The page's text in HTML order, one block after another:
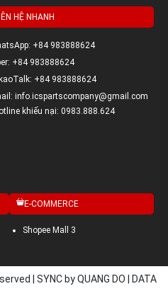
HỆ NHANH
+84 983888624
+84 983888624
+84 983888624
info.icspartscompany@gmail.com
khiếu nại: 0983.888.624
E-COMMERCE
Shopee Mall 3
| SYNC by QUANG DO | DATA